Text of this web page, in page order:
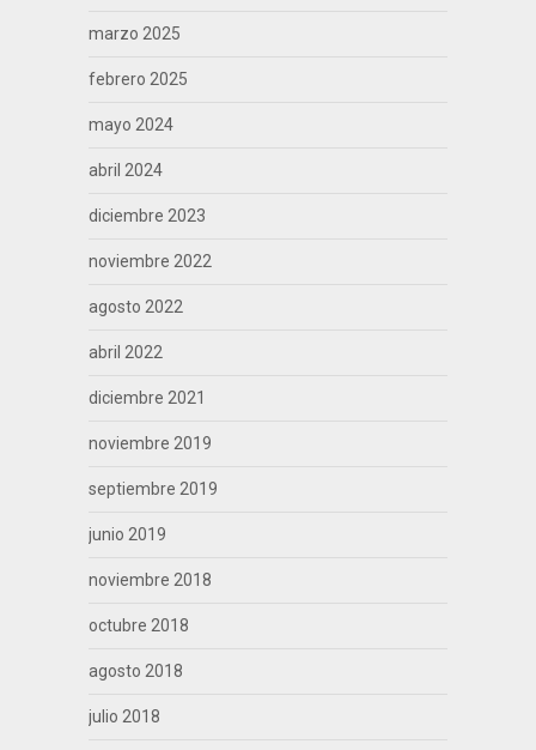
marzo 2025
febrero 2025
mayo 2024
abril 2024
diciembre 2023
noviembre 2022
agosto 2022
abril 2022
diciembre 2021
noviembre 2019
septiembre 2019
junio 2019
noviembre 2018
octubre 2018
agosto 2018
julio 2018